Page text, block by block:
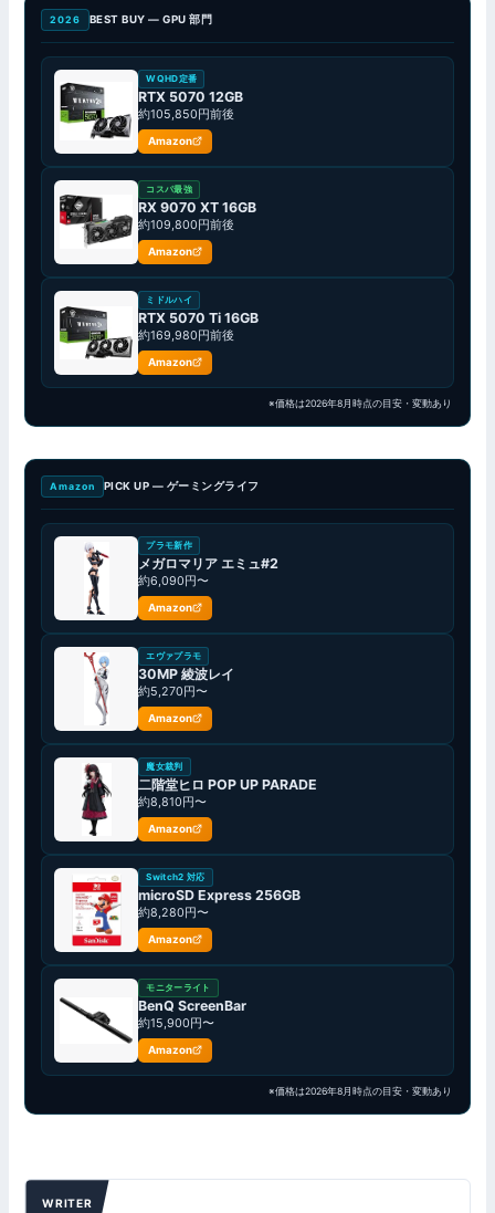
2026 BEST BUY — GPU 部門
WQHD定番
RTX 5070 12GB
約105,850円前後
Amazon
コスパ最強
RX 9070 XT 16GB
約109,800円前後
Amazon
ミドルハイ
RTX 5070 Ti 16GB
約169,980円前後
Amazon
※価格は2026年8月時点の目安・変動あり
Amazon PICK UP — ゲーミングライフ
プラモ新作
メガロマリア エミュ#2
約6,090円〜
Amazon
エヴァプラモ
30MP 綾波レイ
約5,270円〜
Amazon
魔女裁判
二階堂ヒロ POP UP PARADE
約8,810円〜
Amazon
Switch2 対応
microSD Express 256GB
約8,280円〜
Amazon
モニターライト
BenQ ScreenBar
約15,900円〜
Amazon
※価格は2026年8月時点の目安・変動あり
WRITER